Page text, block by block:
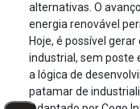
alternativas. O
energia renovável
Hoje, é possível
industrial, sem poste
a lógica de
patamar de